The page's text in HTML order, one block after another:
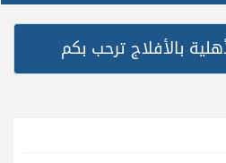
بالأفلاج ترحب بكم